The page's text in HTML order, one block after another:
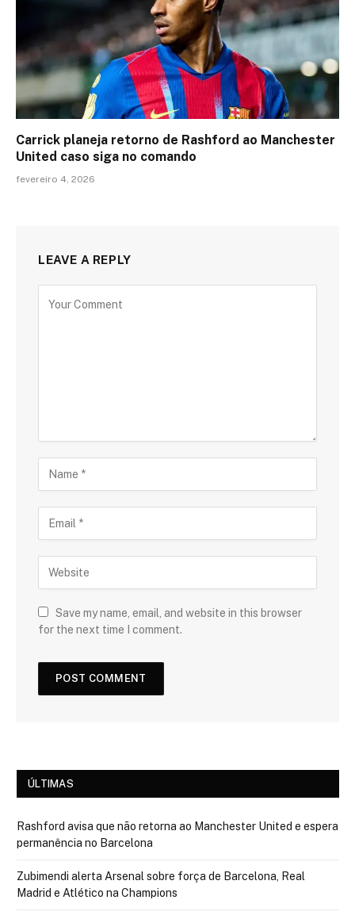
Carrick planeja retorno de Rashford ao Manchester
United caso siga no comando
fevereiro 4, 2026
LEAVE A REPLY
Save my name, email, and website in this browser
for the next time I comment.
ÚLTIMAS
Rashford avisa que não retorna ao Manchester United e espera
permanência no Barcelona
Zubimendi alerta Arsenal sobre força de Barcelona, Real
Madrid e Atlético na Champions